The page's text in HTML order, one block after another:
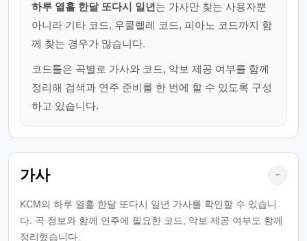
하루 열흘 한달 또다시 일년는 가사만 찾는 사용자뿐
아니라 기타 코드, 우쿨렐레 코드, 피아노 코드까지 함
께 찾는 경우가 많습니다.
코드툴은 곡별로 가사와 코드, 악보 제공 여부를 함께
정리해 검색과 연주 준비를 한 번에 할 수 있도록 구성
하고 있습니다.
가사 −
KCM의 하루 열흘 한달 또다시 일년 가사를 확인할 수 있습니
다. 곡 정보와 함께 연주에 필요한 코드, 악보 제공 여부도 함께
정리했습니다.